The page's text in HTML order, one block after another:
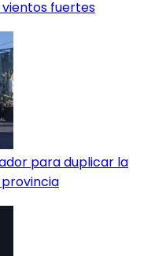
fuertes
para duplicar la